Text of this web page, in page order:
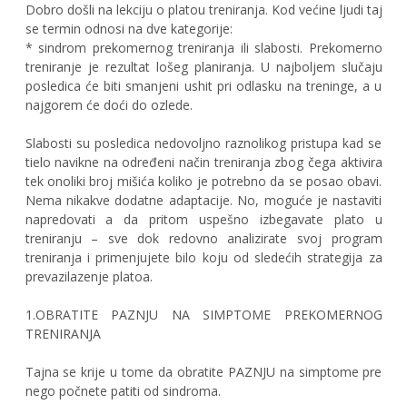
Dobro došli na lekciju o platou treniranja. Kod većine ljudi taj
se termin odnosi na dve kategorije:
* sindrom prekomernog treniranja ili slabosti. Prekomerno
treniranje je rezultat lošeg planiranja. U najboljem slučaju
posledica će biti smanjeni ushit pri odlasku na treninge, a u
najgorem će doći do ozlede.
Slabosti su posledica nedovoljno raznolikog pristupa kad se
tielo navikne na određeni način treniranja zbog čega aktivira
tek onoliki broj mišića koliko je potrebno da se posao obavi.
Nema nikakve dodatne adaptacije. No, moguće je nastaviti
napredovati a da pritom uspešno izbegavate plato u
treniranju – sve dok redovno analizirate svoj program
treniranja i primenjujete bilo koju od sledećih strategija za
prevazilazenje platoa.
1.OBRATITE PAZNJU NA SIMPTOME PREKOMERNOG
TRENIRANJA
Tajna se krije u tome da obratite PAZNJU na simptome pre
nego počnete patiti od sindroma.